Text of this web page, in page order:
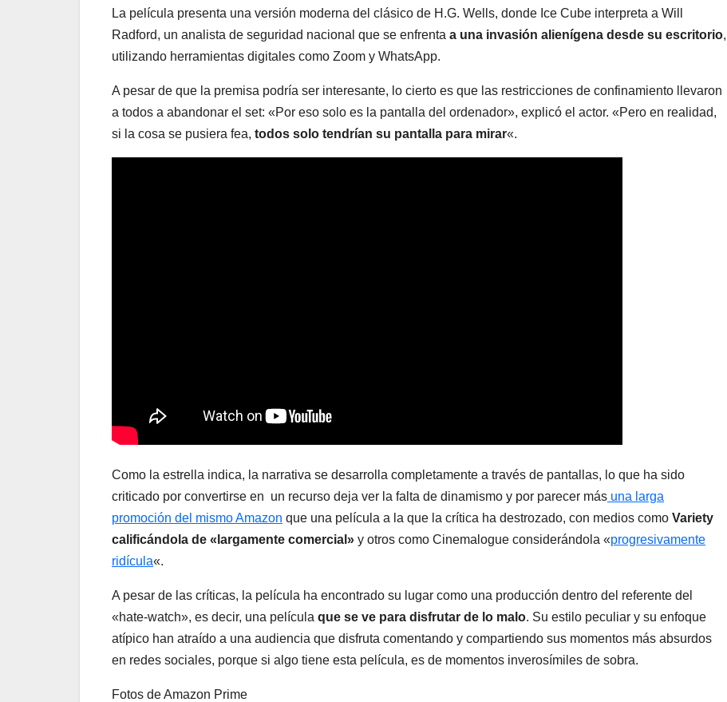
La película presenta una versión moderna del clásico de H.G. Wells, donde Ice Cube interpreta a Will
Radford, un analista de seguridad nacional que se enfrenta a una invasión alienígena desde su escritorio,
utilizando herramientas digitales como Zoom y WhatsApp.
A pesar de que la premisa podría ser interesante, lo cierto es que las restricciones de confinamiento llevaron
a todos a abandonar el set: «Por eso solo es la pantalla del ordenador», explicó el actor. «Pero en realidad,
si la cosa se pusiera fea, todos solo tendrían su pantalla para mirar«.
Como la estrella indica, la narrativa se desarrolla completamente a través de pantallas, lo que ha sido
criticado por convertirse en un recurso deja ver la falta de dinamismo y por parecer más una larga
promoción del mismo Amazon que una película a la que la crítica ha destrozado, con medios como Variety
calificándola de «largamente comercial» y otros como Cinemalogue considerándola «progresivamente
ridícula«.
A pesar de las críticas, la película ha encontrado su lugar como una producción dentro del referente del
«hate-watch», es decir, una película que se ve para disfrutar de lo malo. Su estilo peculiar y su enfoque
atípico han atraído a una audiencia que disfruta comentando y compartiendo sus momentos más absurdos
en redes sociales, porque si algo tiene esta película, es de momentos inverosímiles de sobra.
Fotos de Amazon Prime